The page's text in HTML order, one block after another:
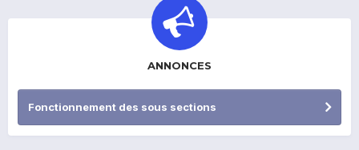
ANNONCES
Fonctionnement des sous sections